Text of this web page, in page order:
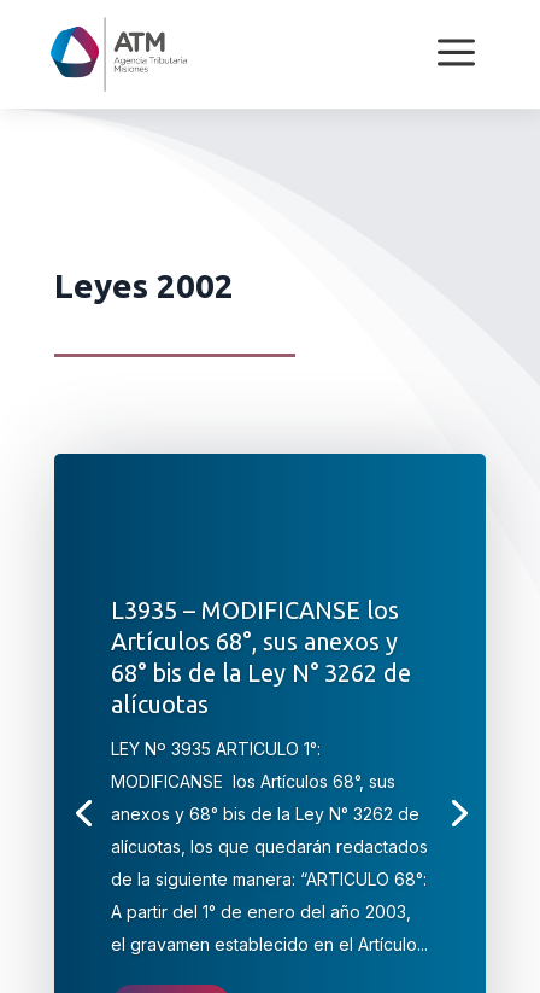
a
Leyes 2002
L3935 – MODIFICANSE los
Artículos 68°, sus anexos y
68° bis de la Ley N° 3262 de
alícuotas
LEY Nº 3935 ARTICULO 1°:
MODIFICANSE los Artículos 68°, sus
anexos y 68° bis de la Ley N° 3262 de
alícuotas, los que quedarán redactados
de la siguiente manera: “ARTICULO 68°:
A partir del 1° de enero del año 2003,
el gravamen establecido en el Artículo...